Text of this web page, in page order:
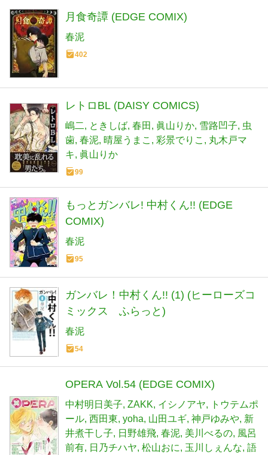
月食奇譚 (EDGE COMIX)
春泥
402
レトロBL (DAISY COMICS)
嶋二 ときしば 春田 眞山りか 雪路凹子 虫
歯 春泥 晴屋うまこ 彩景でりこ
丸木戸マ
キ
眞山りか
99
もっとガンバレ! 中村くん!! (EDGE
COMIX)
春泥
95
ガンバレ！中村くん!! (1) (ヒーローズコ
ミックス ふらっと)
春泥
54
OPERA Vol.54 (EDGE COMIX)
中村明日美子 ZAKK イシノアヤ
トウテムポ
ール 西田東 yoha 山田ユギ 神戸ゆみや 新
井煮干し子
日野雄飛 春泥 美川べるの 風呂
前有
日乃チハヤ 松山おに 玉川しぇんな 語